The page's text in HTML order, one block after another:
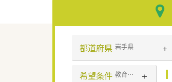
都道府県 岩手県
希望条件 教育制度あり